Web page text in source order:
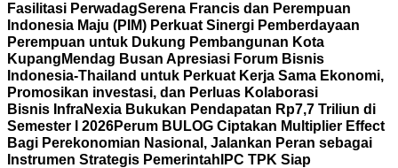
Fasilitasi PerwadagSerena Francis dan Perempuan
Indonesia Maju (PIM) Perkuat Sinergi Pemberdayaan
Perempuan untuk Dukung Pembangunan Kota
Kupang Mendag Busan Apresiasi Forum Bisnis
Indonesia-Thailand untuk Perkuat Kerja Sama Ekonomi,
Promosikan investasi, dan Perluas Kolaborasi
Bisnis InfraNexia Bukukan Pendapatan Rp7,7 Triliun di
Semester I 2026Perum BULOG Ciptakan Multiplier Effect
Bagi Perekonomian Nasional, Jalankan Peran sebagai
Instrumen Strategis Pemerintah IPC TPK Siap